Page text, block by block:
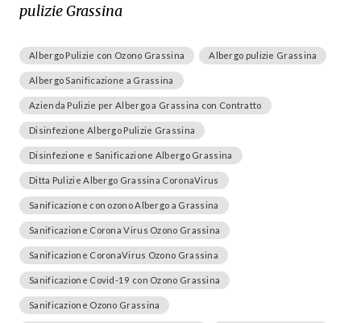
pulizie Grassina
Albergo Pulizie con Ozono Grassina Albergo pulizie Grassina
Albergo Sanificazione a Grassina
Azienda Pulizie per Albergo a Grassina con Contratto
Disinfezione Albergo Pulizie Grassina
Disinfezione e Sanificazione Albergo Grassina
Ditta Pulizie Albergo Grassina CoronaVirus
Sanificazione con ozono Albergo a Grassina
Sanificazione Corona Virus Ozono Grassina
Sanificazione CoronaVirus Ozono Grassina
Sanificazione Covid-19 con Ozono Grassina
Sanificazione Ozono Grassina